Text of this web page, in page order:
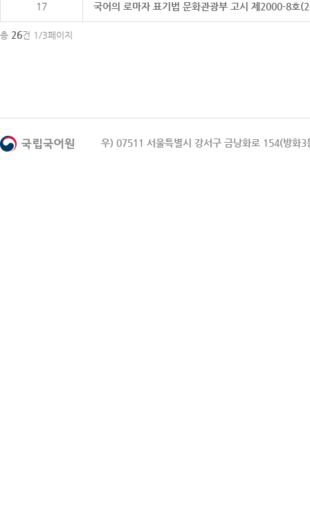
17 국어의 로마자 표기법 문화관광부 고시 제2000-8호
총 26건 1/3페이지
우) 07511 서울특별시 강서구 금낭화로 154(방화3